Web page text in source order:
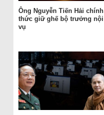
Ông Nguyễn Tiến Hải chính
thức giữ ghế bộ trưởng nội
vụ